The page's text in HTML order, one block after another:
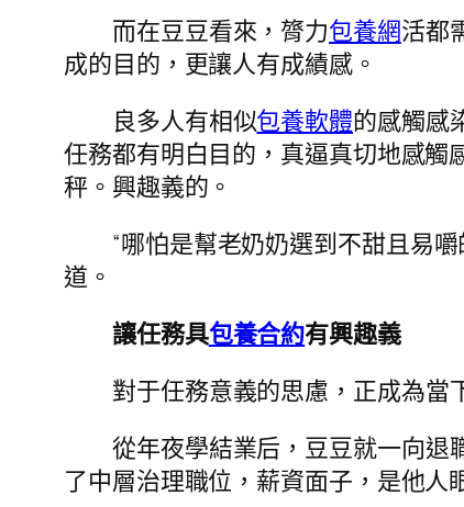
而在豆豆看來，膂力包養網活都
成的目的，更讓人有成績感。
良多人有相似包養軟體的感觸感
任務都有明白目的，真逼真切地感觸
秤。興趣義的。
“哪怕是幫老奶奶選到不甜且易
道。
讓任務具包養合約有興趣義
對于任務意義的思慮，正成為當
從年夜學結業后，豆豆就一向
了中層治理職位，薪資面子，是他人